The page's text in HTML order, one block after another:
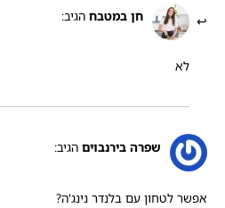
חן במטבח הגיב:
לא
שפרה בירנבוים הגיב:
אפשר לטחון עם בלנדר נינג'ה?